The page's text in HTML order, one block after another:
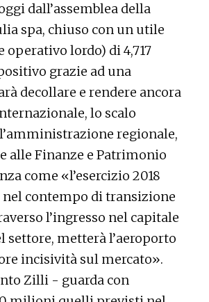
dall’assemblea della
spa, chiuso con un utile
operativo lordo) di 4,717
grazie ad una
decollare e rendere ancora
lo scalo
regionale,
alle Finanze e Patrimonio
come «l’esercizio 2018
contempo di transizione
l’ingresso nel capitale
metterà l’aeroporto
incisività sul mercato».
Zilli - guarda con